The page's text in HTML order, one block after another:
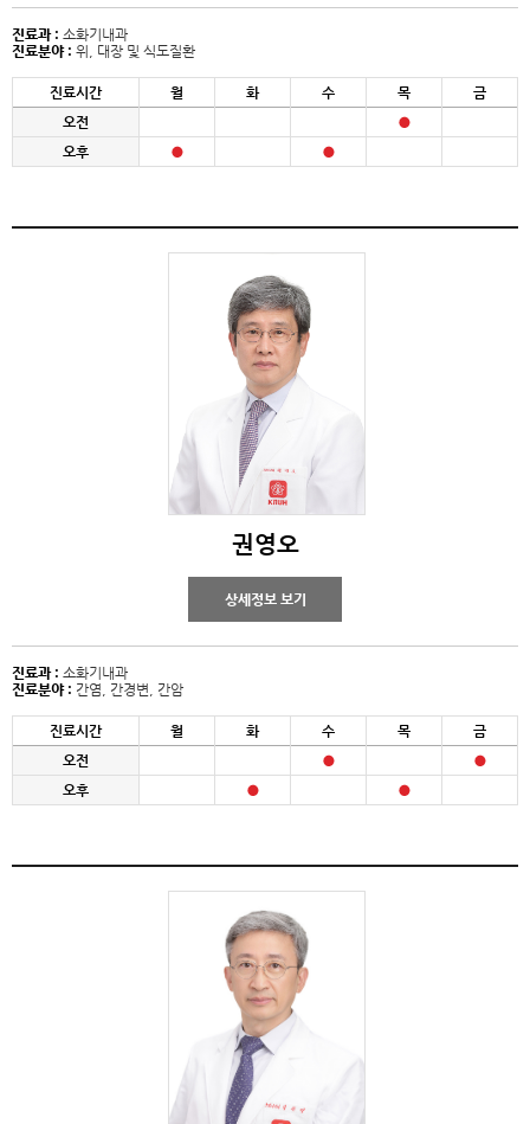
진료과 : 소화기내과
진료분야 : 위, 대장 및 식도질환
진료시간 월 화 수 목
금
오전
오후
권영오
상세정보 보기
진료과 : 소화기내과
진료분야 : 간염, 간경변, 간암
진료시간 월 화 수 목
금
오전
오후